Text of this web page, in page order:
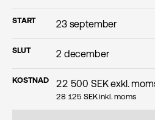
START 23 september
SLUT 2 december
KOSTNAD 22 500 SEK exkl.
28 125 SEK inkl. moms